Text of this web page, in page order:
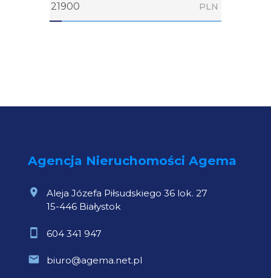
PLN
Agencja Nieruchomości Agema
Aleja Józefa Piłsudskiego 36 lok. 27
15-446 Białystok
604 341 947
biuro@agema.net.pl